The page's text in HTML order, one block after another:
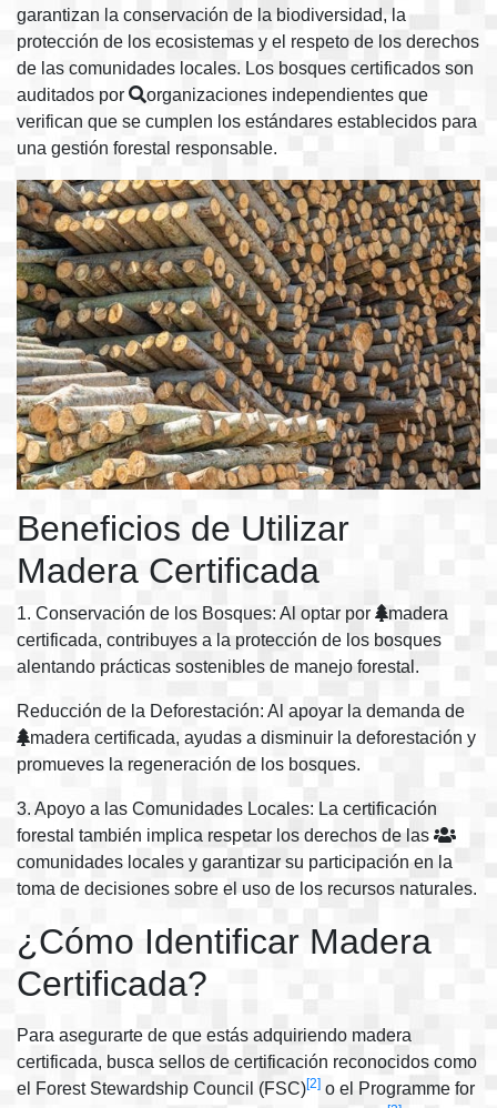
garantizan la conservación de la biodiversidad, la
protección de los ecosistemas y el respeto de los derechos
de las comunidades locales. Los bosques certificados son
auditados por
organizaciones independientes que
verifican que se cumplen los estándares establecidos para
una gestión forestal responsable.
Beneficios de Utilizar
Madera Certificada
1. Conservación de los Bosques: Al optar por
madera
certificada, contribuyes a la protección de los bosques
alentando prácticas sostenibles de manejo forestal.
Reducción de la Deforestación: Al apoyar la demanda de
madera certificada, ayudas a disminuir la deforestación y
promueves la regeneración de los bosques.
3. Apoyo a las Comunidades Locales: La certificación
forestal también implica respetar los derechos de las
comunidades locales y garantizar su participación en la
toma de decisiones sobre el uso de los recursos naturales.
¿Cómo Identificar Madera
Certificada?
Para asegurarte de que estás adquiriendo madera
certificada, busca sellos de certificación reconocidos como
el Forest Stewardship Council (FSC)[2] o el Programme for